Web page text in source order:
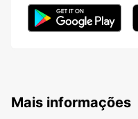
Mais informações